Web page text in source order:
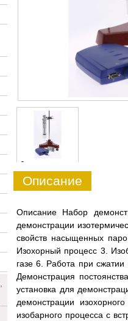
0
Описание
Описание Набор
демонстрации
свойств насыщенных
Изохорный процесс 3.
газе 6. Работа при
Демонстрация
установка для
демонстрации
изобарного процесса с